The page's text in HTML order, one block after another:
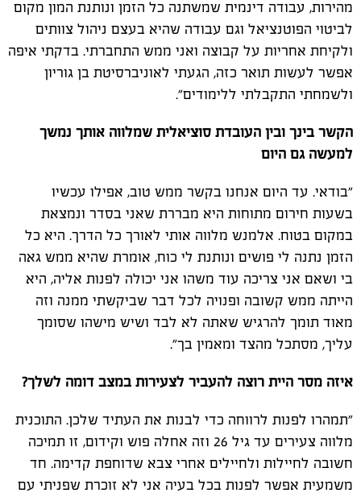
מהירות, עבודה דינמית שמשתנה כל הזמן ונותנת המון מקום
לביטוי הפוטנציאל וגם עבודה שהיא בעצם ניהול צוותים
ולקיחת אחריות על קבוצה ואני ממש התחברתי. בדקתי איפה
אפשר לעשות תואר כזה, הגעתי לאוניברסיטת בן גוריון
ולשמחתי התקבלתי ללימודים".
הקשר בינך ובין העובדת סוציאלית שמלווה אותך נמשך
למעשה גם היום
"בודאי. עד היום אנחנו בקשר ממש טוב, אפילו עכשיו
בשעות חירום מתוחות היא מבררת שאני בסדר ונמצאת
במקום בטוח. אלמנש מלווה אותי לאורך כל הדרך. היא כל
הזמן נתנה לי פושים ונותנת לי כוח, אומרת שהיא ממש גאה
בי ושאם אני צריכה עוד משהו אני יכולה לפנות אליה, היא
הייתה ממש קשובה ופנויה לכל דבר שביקשתי ממנה וזה
מאוד תומך להרגיש שאתה לא לבד ושיש מישהו שסומך
עליך, מסתכל מהצד ומאמין בך".
איזה מסר היית רוצה להעביר לצעירות במצב דומה לשלך?
"תמהרו לפנות לרווחה כדי לבנות את העתיד שלכן. התוכנית
מלווה צעירים עד גיל 26 וזה אחלה פוש וקידום, זו תמיכה
חשובה לחיילות ולחיילים אחרי צבא שדוחפת קדימה. חד
משמעית אפשר לפנות בכל בעיה אני לא זוכרת שפניתי עם